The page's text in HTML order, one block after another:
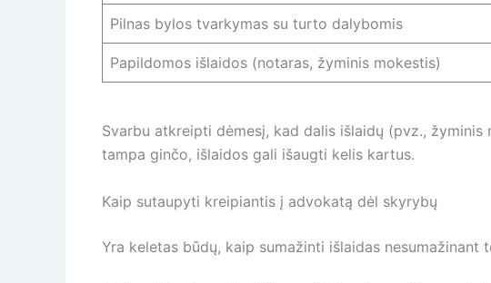
Pilnas bylos tvarkymas su turto dalybomis
Papildomos išlaidos (notaras, žyminis mokestis)
Svarbu atkreipti dėmesį, kad dalis išlaidų (pvz.,
tampa ginčo, išlaidos gali išaugti kelis kartus.
Kaip sutaupyti kreipiantis į advokatą dėl skyrybų
Yra keletas būdų, kaip sumažinti išlaidas nesumažinant